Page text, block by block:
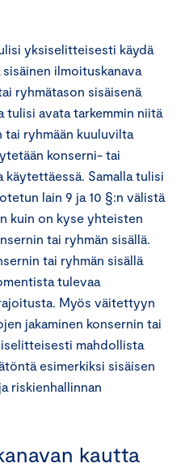
yksiselitteisesti käydä
ilmoituskanava
ryhmätason sisäisenä
tulisi avata tarkemmin niitä
ryhmään kuuluvilta
konserni- tai
käytettäessä. Samalla tulisi
lain 9 ja 10 §:n välistä
kuin on kyse yhteisten
tai ryhmän sisällä.
tai ryhmän sisällä
tulevaa
Myös väitettyyn
jakaminen konsernin tai
mahdollista
esimerkiksi sisäisen
riskienhallinnan
kautta